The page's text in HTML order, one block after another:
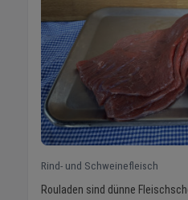
Rind- und Schweinefleisch
Rouladen sind dünne